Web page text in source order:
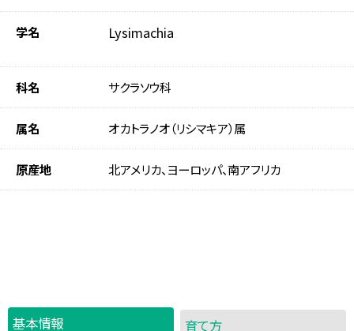
学名 Lysimachia
科名 サクラソウ科
属名 オカトラノオ（リシマキア）属
原産地 北アメリカ、ヨーロッパ、南アフリカ
基本情報 育て方